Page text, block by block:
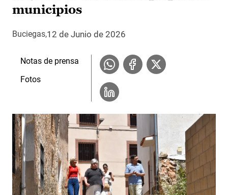
municipios
Buciegas 12 de Junio de 2026
Notas de prensa
Fotos